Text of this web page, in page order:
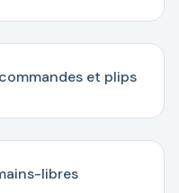
et plips
libres